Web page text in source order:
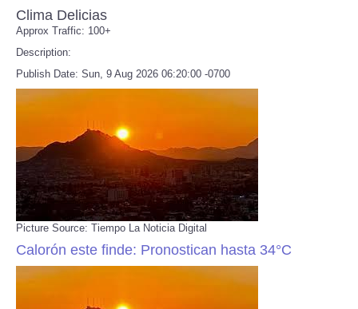
Clima Delicias
Approx Traffic: 100+
Description:
Publish Date: Sun, 9 Aug 2026 06:20:00 -0700
Picture Source: Tiempo La Noticia Digital
Calorón este finde: Pronostican hasta 34°C